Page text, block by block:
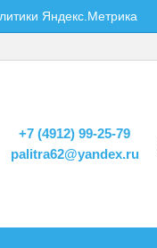
Яндекс.Метрика
+7 (4912) 99-25-79
palitra62@yandex.ru